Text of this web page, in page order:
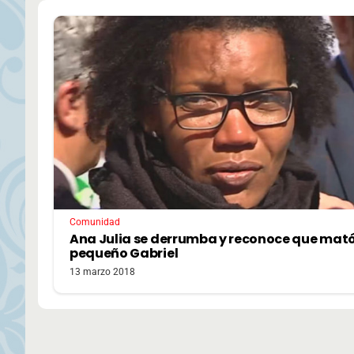
Comunidad
Ana Julia se derrumba y reconoce que
pequeño Gabriel
13 marzo 2018